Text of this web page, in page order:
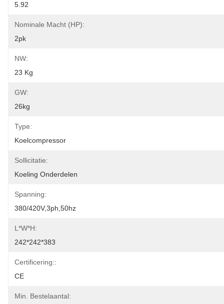
5.92
Nominale Macht (HP):
2pk
NW:
23 Kg
GW:
26kg
Type:
Koelcompressor
Sollicitatie:
Koeling Onderdelen
Spanning:
380/420V,3ph,50hz
L*w*h:
242*242*383
Certificering::
CE
Min. Bestelaantal: